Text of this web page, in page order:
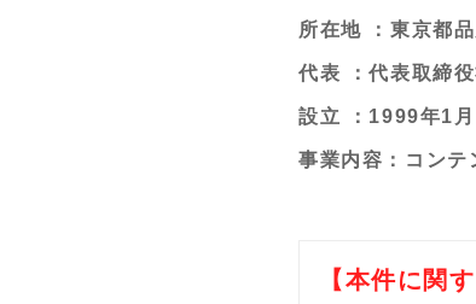
所在地 ：東京都
代表 ：代表取締
設立 ：1999年1月
事業内容：コンテ
【本件に関